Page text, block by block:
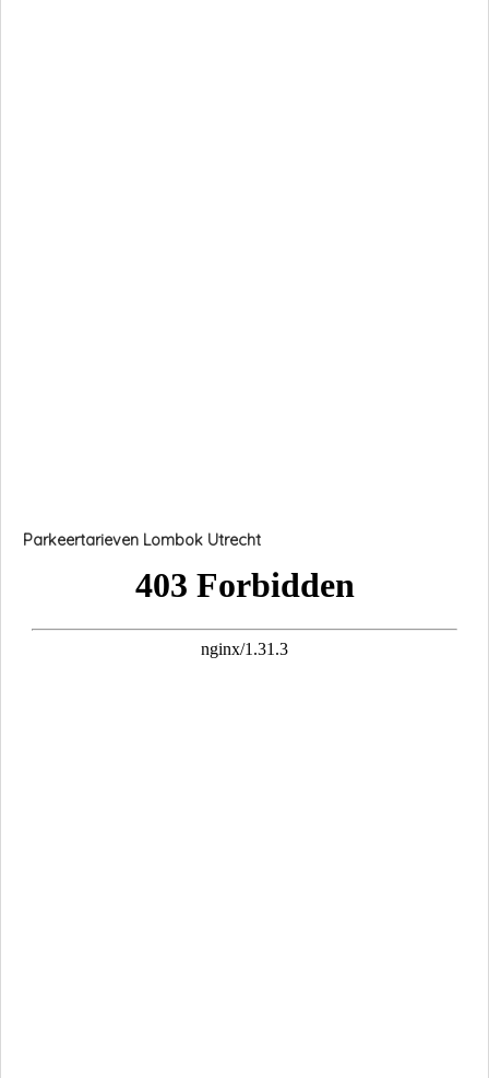
Parkeertarieven Lombok Utrecht